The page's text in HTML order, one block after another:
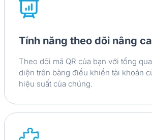
Tính năng theo dõi nâng
Theo dõi mã QR của bạn với tổng
diện trên bảng điều khiển tài khoản
hiệu suất của chúng.